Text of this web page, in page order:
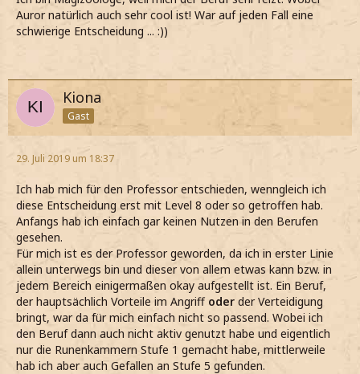
Auror natürlich auch sehr cool ist! War auf jeden Fall eine
schwierige Entscheidung ... :))
Kiona
Gast
29. Juli 2019 um 18:37
Ich hab mich für den Professor entschieden, wenngleich ich
diese Entscheidung erst mit Level 8 oder so getroffen hab.
Anfangs hab ich einfach gar keinen Nutzen in den Berufen
gesehen.
Für mich ist es der Professor geworden, da ich in erster Linie
allein unterwegs bin und dieser von allem etwas kann bzw. in
jedem Bereich einigermaßen okay aufgestellt ist. Ein Beruf,
der hauptsächlich Vorteile im Angriff oder der Verteidigung
bringt, war da für mich einfach nicht so passend. Wobei ich
den Beruf dann auch nicht aktiv genutzt habe und eigentlich
nur die Runenkammern Stufe 1 gemacht habe, mittlerweile
hab ich aber auch Gefallen an Stufe 5 gefunden.